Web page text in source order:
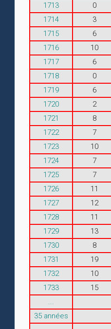
1713
0
1714
3
1715
6
1716
10
1717
6
1718
0
1719
6
1720
2
1721
8
1722
7
1723
10
1724
7
1725
7
1726
11
1727
12
1728
11
1729
13
1730
8
1731
19
1732
10
1733
15
35 années